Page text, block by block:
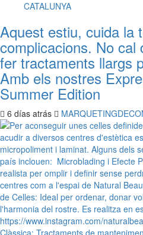
CATALUNYA
Aquest estiu, cuida la
complicacions. No cal
fer tractaments llargs
Amb els nostres
Summer Edition
6 días atrás